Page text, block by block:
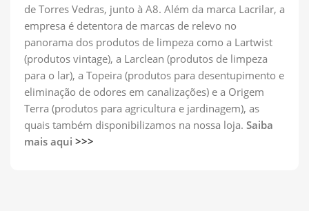
de Torres Vedras, junto à A8. Além da marca Lacrilar, a
empresa é detentora de marcas de relevo no
panorama dos produtos de limpeza como a Lartwist
(produtos vintage), a Larclean (produtos de limpeza
para o lar), a Topeira (produtos para desentupimento e
eliminação de odores em canalizações) e a Origem
Terra (produtos para agricultura e jardinagem), as
quais também disponibilizamos na nossa loja. Saiba
mais aqui >>>